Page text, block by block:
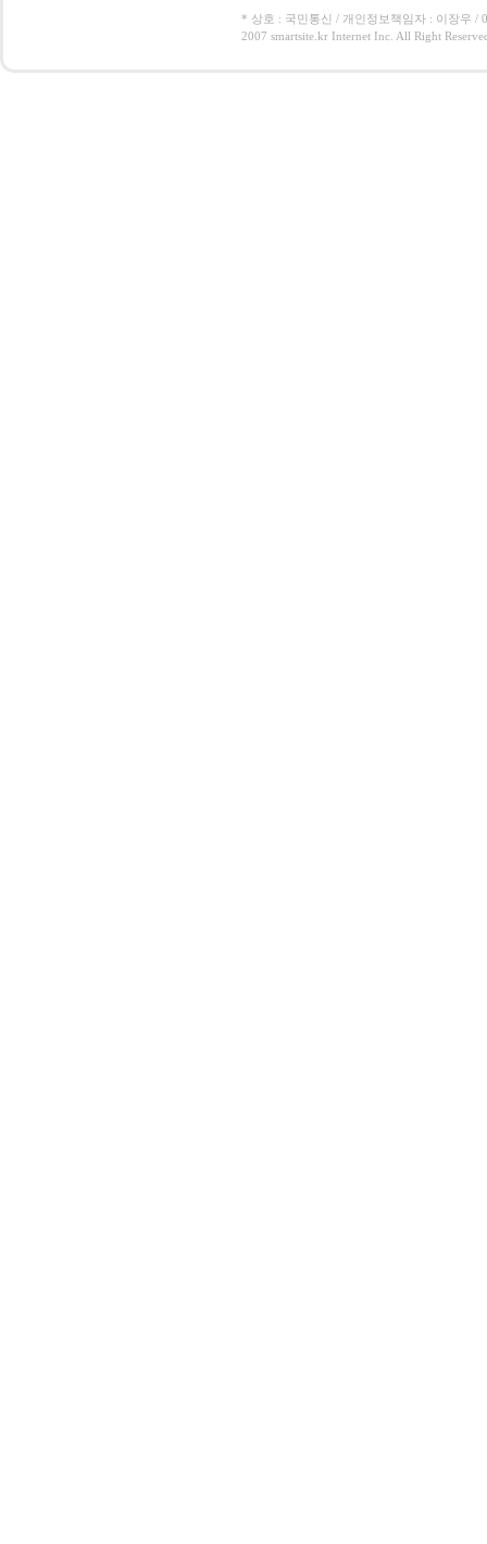
* 상호 : 국민통신 / 개인정보책임자 : 이장우 /
2007 smartsite.kr Internet Inc. All Right